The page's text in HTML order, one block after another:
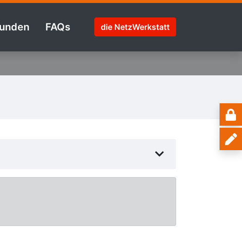
FAQs die NetzWerkstatt